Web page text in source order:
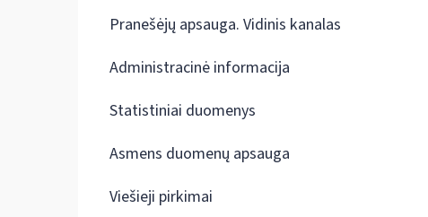
Pranešėjų apsauga. Vidinis kanalas
Administracinė informacija
Statistiniai duomenys
Asmens duomenų apsauga
Viešieji pirkimai